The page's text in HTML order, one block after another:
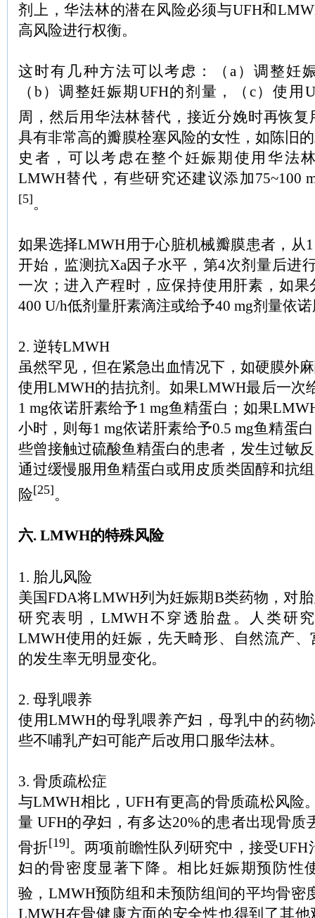
剂上，华法林的潜在风险必须与UFH和
高风险进行权衡。
这时有几种方法可以考虑：（a）调整妊
（b）调整妊娠期UFH的剂量，（c）使用
周，然后用华法林替代，接近分娩时再恢复
具有非常高的瓣膜栓塞风险的女性，如陈旧
史者，可以考虑在整个妊娠期使用华法
LMWH替代，有些研究还建议添加75~100
[5]。
如果选择LMWH用于心脏机械瓣膜患者，从
开始，监测抗Xa因子水平，第4次剂量后进
一次；进入产程时，应保持使用肝素，如
400 U/h低剂量肝素滴注或给予40 mg剂量依
2. 逆转LMWH
虽然罕见，但在紧急出血情况下，如硬膜外
使用LMWH的拮抗剂。如果LMWH最后一次
1 mg依诺肝素给予1 mg鱼精蛋白；如果
小时，则每1 mg依诺肝素给予0.5 mg鱼精蛋
些曾接触过硫酸鱼精蛋白的患者，发生过敏
通过缓慢服用鱼精蛋白或用皮质类固醇和抗
险[25]。
六. LMWH的特殊风险
1. 胎儿风险
美国FDA将LMWH列为妊娠期B类药物，对
研究表明，LMWH不穿透胎盘。人类研
LMWH使用的妊娠，先天畸形、自然流产
的发生率无明显变化。
2. 母乳喂养
使用LMWH的母乳喂养产妇，母乳中的药
些不哺乳产妇可能产后改用口服华法林。
3. 骨质疏松症
与LMWH相比，UFH有更高的骨质疏松风险
量 UFH的孕妇，有多达20%的患者出现骨质
骨折[19]。两项前瞻性队列研究中，接受UFH
妇的骨密度显著下降。相比妊娠期预防性
验，LMWH预防组和未预防组间的平均骨密
LMWH在骨健康方面的安全性也得到了其